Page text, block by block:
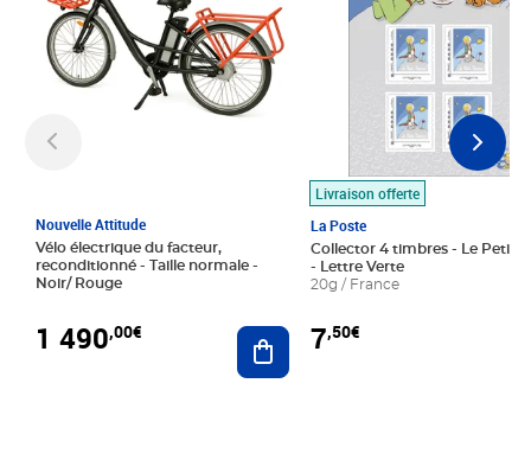
Nouvelle Attitude
Vélo électrique du facteur,
reconditionné - Taille normale -
Noir/ Rouge
1 490,00€ Ajouter au panier
Livraison offerte
La Poste
Collector 4 timbres - Le Petit
- Lettre Verte
20g / France
7,50€